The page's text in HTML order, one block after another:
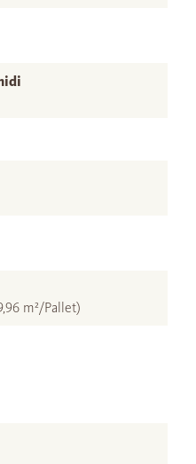
m²/Pallet)